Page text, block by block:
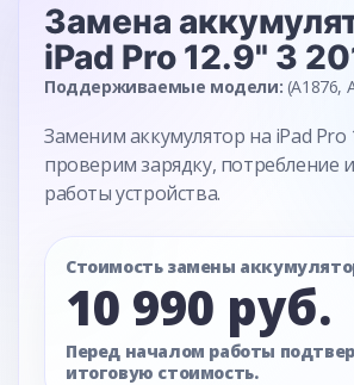
Замена
iPad Pro 12.9" 3
Поддерживаемые модели: (A1876,
Заменим аккумулятор на iPad Pro
проверим зарядку, потребление
работы устройства.
Стоимость замены
10 990 руб.
Перед началом работы
итоговую стоимость.